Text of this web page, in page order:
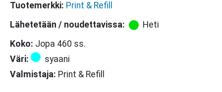
Tuotemerkki: Print & Refill
Lähetetään / noudettavissa:
Heti
Koko: Jopa 460 ss.
Väri:
syaani
Valmistaja: Print & Refill